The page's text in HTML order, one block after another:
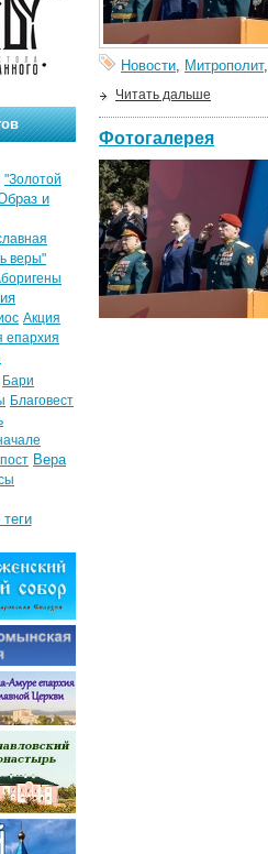
Новости, Митрополит,
Читать дальше
Фотогалерея
"Золотой
и
веры"
Акция
епархия
Бари
Благовест
Вера